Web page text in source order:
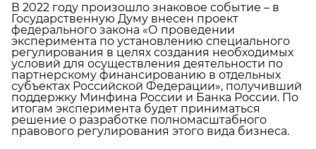
В 2022 году произошло знаковое событие – в
Государственную Думу внесен проект
федерального закона «О проведении
эксперимента по установлению специального
регулирования в целях создания необходимых
условий для осуществления деятельности по
партнерскому финансированию в отдельных
субъектах Российской Федерации», получивший
поддержку Минфина России и Банка России. По
итогам эксперимента будет приниматься
решение о разработке полномасштабного
правового регулирования этого вида бизнеса.